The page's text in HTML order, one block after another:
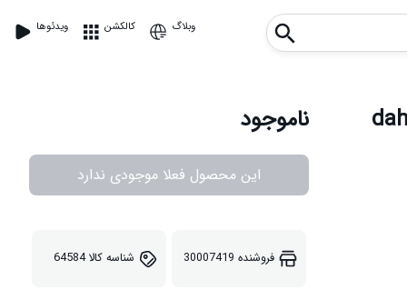
ویدئوها کالکشن وبلاگ
ناموجود
این محصول فعلا موجودی ندارد
فروشنده 30007419 شناسه کالا64584